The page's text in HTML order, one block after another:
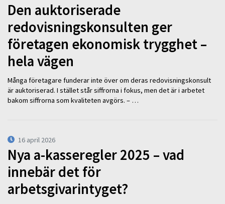
Den auktoriserade
redovisningskonsulten ger
företagen ekonomisk trygghet –
hela vägen
Många företagare funderar inte över om deras redovisningskonsult
är auktoriserad. I stället står siffrorna i fokus, men det är i arbetet
bakom siffrorna som kvaliteten avgörs. – …
16 april 2026
Nya a-kasseregler 2025 – vad
innebär det för
arbetsgivarintyget?